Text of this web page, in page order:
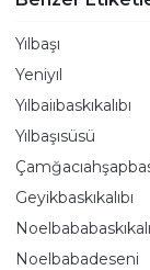
Yılbaşı
Yeniyıl
Yılbaiıbaskıkalıbı
Yılbaşısüsü
Geyikbaskıkalıbı
Noelbabadeseni